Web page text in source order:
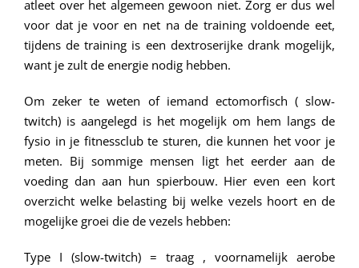
atleet over het algemeen gewoon niet. Zorg er dus wel
voor dat je voor en net na de training voldoende eet,
tijdens de training is een dextroserijke drank mogelijk,
want je zult de energie nodig hebben.
Om zeker te weten of iemand ectomorfisch ( slow-
twitch) is aangelegd is het mogelijk om hem langs de
fysio in je fitnessclub te sturen, die kunnen het voor je
meten. Bij sommige mensen ligt het eerder aan de
voeding dan aan hun spierbouw. Hier even een kort
overzicht welke belasting bij welke vezels hoort en de
mogelijke groei die de vezels hebben:
Type I (slow-twitch) = traag , voornamelijk aerobe